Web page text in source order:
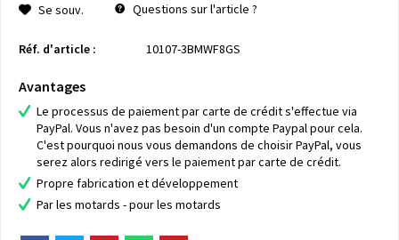
Se souv. Questions sur l'article ?
Réf. d'article : 10107-3BMWF8GS
Avantages
Le processus de paiement par carte de crédit s'effectue via
PayPal. Vous n'avez pas besoin d'un compte Paypal pour cela.
C'est pourquoi nous vous demandons de choisir PayPal, vous
serez alors redirigé vers le paiement par carte de crédit.
Propre fabrication et développement
Par les motards - pour les motards